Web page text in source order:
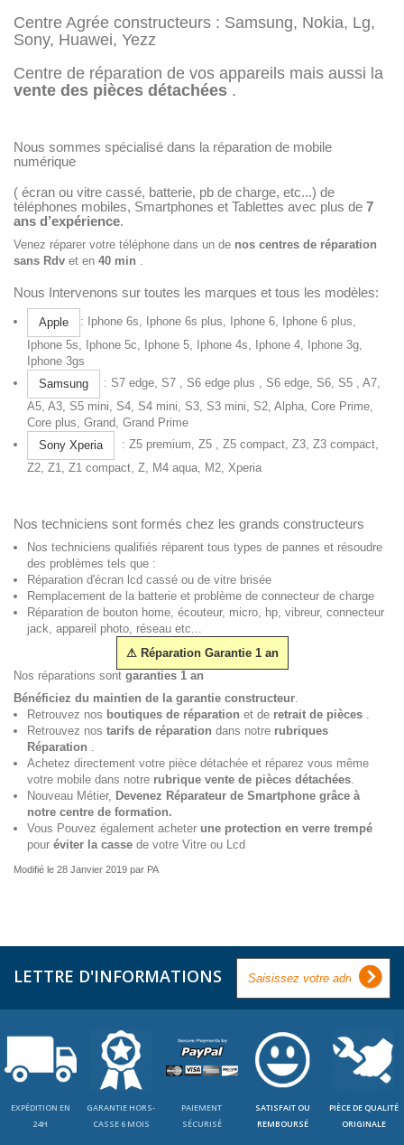
Centre Agrée constructeurs : Samsung, Nokia, Lg,
Sony, Huawei, Yezz
Centre de réparation de vos appareils mais aussi la
vente des pièces détachées .
Nous sommes spécialisé dans la réparation de mobile
numérique
( écran ou vitre cassé, batterie, pb de charge, etc...) de
téléphones mobiles, Smartphones et Tablettes avec plus de 7
ans d’expérience.
Venez réparer votre téléphone dans un de nos centres de réparation
sans Rdv et en 40 min .
Nous Intervenons sur toutes les marques et tous les modèles:
Apple
: Iphone 6s, Iphone 6s plus, Iphone 6, Iphone 6 plus,
Iphone 5s, Iphone 5c, Iphone 5, Iphone 4s, Iphone 4, Iphone 3g,
Iphone 3gs
Samsung
: S7 edge, S7 , S6 edge plus , S6 edge, S6, S5 , A7,
A5, A3, S5 mini, S4, S4 mini, S3, S3 mini, S2, Alpha, Core Prime,
Core plus, Grand, Grand Prime
Sony Xperia
: Z5 premium, Z5 , Z5 compact, Z3, Z3 compact,
Z2, Z1, Z1 compact, Z, M4 aqua, M2, Xperia
Nos techniciens sont formés chez les grands constructeurs
Nos techniciens qualifiés réparent tous types de pannes et résoudre
des problèmes tels que :
Réparation d'écran lcd cassé ou de vitre brisée
Remplacement de la batterie et problème de connecteur de charge
Réparation de bouton home, écouteur, micro, hp, vibreur, connecteur
jack, appareil photo, réseau etc...
⚠ Réparation Garantie 1 an
Nos réparations sont garanties 1 an
Bénéficiez du maintien de la garantie constructeur.
Retrouvez nos boutiques de réparation et de retrait de pièces .
Retrouvez nos tarifs de réparation dans notre rubriques
Réparation .
Achetez directement votre pièce détachée et réparez vous même
votre mobile dans notre rubrique vente de pièces détachées.
Nouveau Métier, Devenez Réparateur de Smartphone grâce à
notre centre de formation.
Vous Pouvez également acheter une protection en verre trempé
pour éviter la casse de votre Vitre ou Lcd
Modifié le 28 Janvier 2019 par PA
LETTRE D'INFORMATIONS
EXPÉDITION EN
24H
GARANTIE HORS-
CASSE 6 MOIS
PAIEMENT
SÉCURISÉ
SATISFAIT OU
REMBOURSÉ
PIÈCE DE QUALITÉ
ORIGINALE